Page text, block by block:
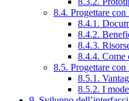
8.4. Progettare
8.4.1.
8.4.2.
8.4.3.
8.4.4. Come
8.5. Progettare
8.5.1.
8.5.2. I